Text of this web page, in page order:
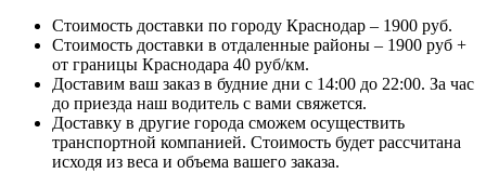
Стоимость доставки по городу Краснодар – 1900 руб.
Стоимость доставки в отдаленные районы – 1900 руб +
от границы Краснодара 40 руб/км.
Доставим ваш заказ в будние дни с 14:00 до 22:00. За час
до приезда наш водитель с вами свяжется.
Доставку в другие города сможем осуществить
транспортной компанией. Стоимость будет рассчитана
исходя из веса и объема вашего заказа.